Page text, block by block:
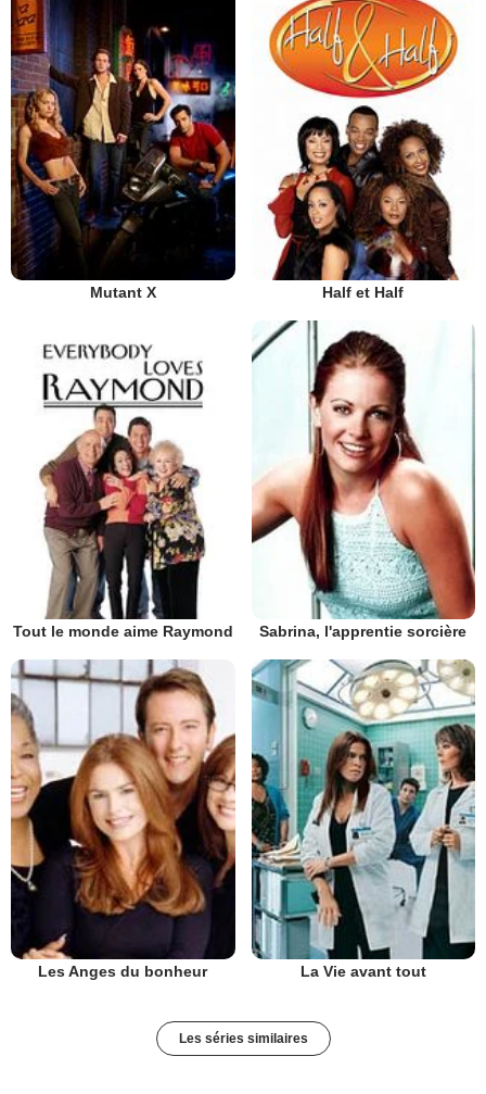
Mutant X Half et Half
Tout le monde aime Raymond Sabrina, l'apprentie sorcière
Les Anges du bonheur La Vie avant tout
Les séries similaires